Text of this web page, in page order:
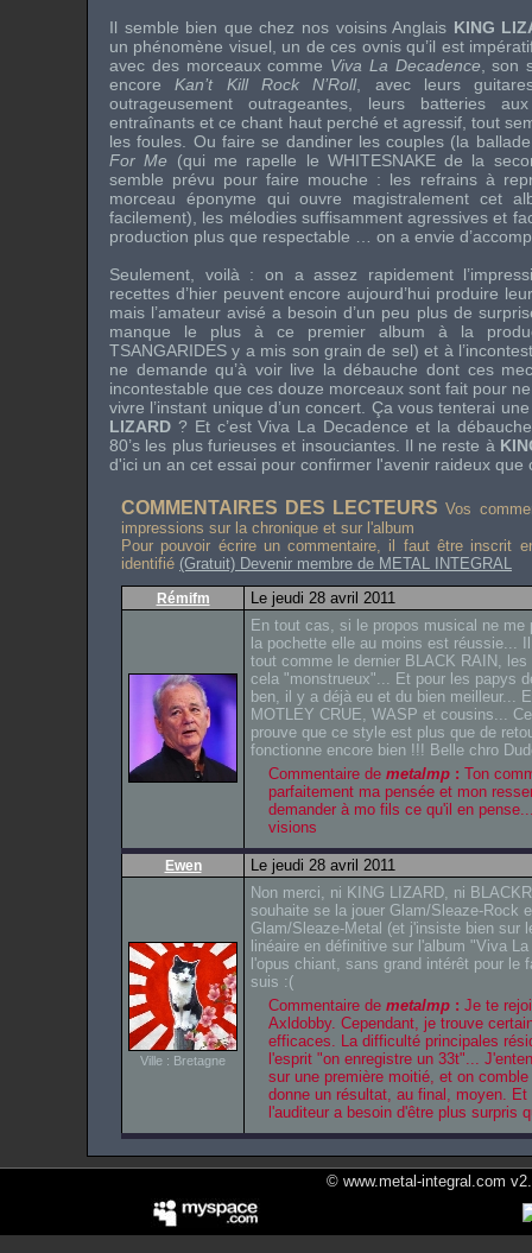
Il semble bien que chez nos voisins Anglais KING
un phénomène visuel, un de ces ovnis qu’il est
avec des morceaux comme Viva La Decadence , son
encoreKan’t Kill Rock N’Roll, avec leurs
outrageusement outrageantes, leurs batteries
entraînants et ce chant haut perché et agressif, tout
les foules. Ou faire se dandiner les couples (la
For Me (qui me rapelle le WHITESNAKEde la
semble prévu pour faire mouche : les refrains à
morceau éponyme qui ouvre magistralement cet
facilement), les mélodies suffisamment agressives et
production plus que respectable … on a envie
Seulement, voilà : on a assez rapidement
recettes d’hier peuvent encore aujourd’hui produire
mais l’amateur avisé a besoin d’un peu plus de
manque le plus à ce premier album à la
TSANGARIDESy a mis son grain de sel) et à
ne demande qu’à voir live la débauche dont ces
incontestable que ces douze morceaux sont fait pour
vivre l’instant unique d’un concert. Ça vous tenterai
LIZARD ? Et c’estViva La Decadence et la
80’s les plus furieuses et insouciantes. Il ne reste à
d'ici un an cet essai pour confirmer l'avenir raideux que
COMMENTAIRES DES LECTEURS Vos
impressions sur la chronique et sur l'album
Pour pouvoir écrire un commentaire, il faut être inscrit
identifié (Gratuit) Devenir membre de METAL INTEGRAL
Rémifm
Le jeudi 28 avril 2011
En tout cas, si le propos musical ne me
la pochette elle au moins est réussie...
tout comme le dernier BLACK RAIN,
cela "monstrueux"... Et pour les papys
ben, il y a déjà eu et du bien meilleur...
MOTLEY CRUE, WASP et cousins...
prouve que ce style est plus que de
fonctionne encore bien !!! Belle chro
Commentaire de metalmp : Ton
parfaitement ma pensée et mon
demander à mo fils ce qu'il en
visions
Ewen Le jeudi 28 avril 2011
Ville : Bretagne
Non merci, ni KING LIZARD, ni
souhaite se la jouer Glam/Sleaze-Rock
Glam/Sleaze-Metal (et j'insiste bien sur
linéaire en définitive sur l'album "Viva
l'opus chiant, sans grand intérêt pour le
suis :(
Commentaire de metalmp : Je te
Axldobby. Cependant, je trouve
efficaces. La difficulté principales
l'esprit "on enregistre un 33t"...
sur une première moitié, et on
donne un résultat, au final, moyen.
l'auditeur a besoin d'être plus surpris
© www.metal-integral.com